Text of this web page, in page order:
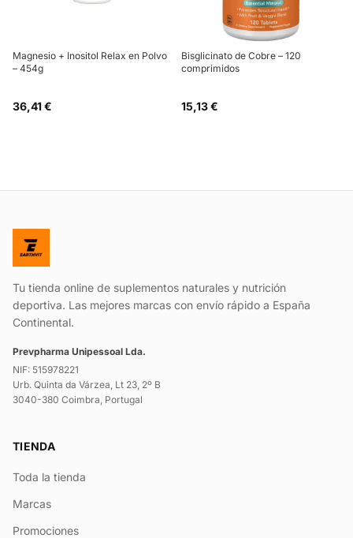
Magnesio + Inositol Relax en Polvo
– 454g
36,41 €
Bisglicinato de Cobre – 120
comprimidos
15,13 €
Tu tienda online de suplementos naturales y nutrición
deportiva. Las mejores marcas con envío rápido a España
Continental.
Prevpharma Unipessoal Lda.
NIF: 515978221
Urb. Quinta da Várzea, Lt 23, 2º B
3040-380 Coimbra, Portugal
TIENDA
Toda la tienda
Marcas
Promociones